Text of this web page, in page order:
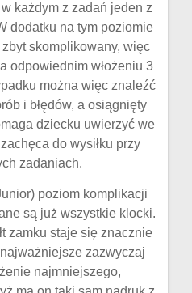
każdym z zadań jeden z
dodatku na tym poziomie
skomplikowany, więc
odpowiednim włożeniu 3
można więc znaleźć
i błędów, a osiągnięty
dziecku uwierzyć we
do wysiłku przy
zadaniach.
poziom komplikacji
są już wszystkie klocki.
zamku staje się znacznie
zazwyczaj
najmniejszego,